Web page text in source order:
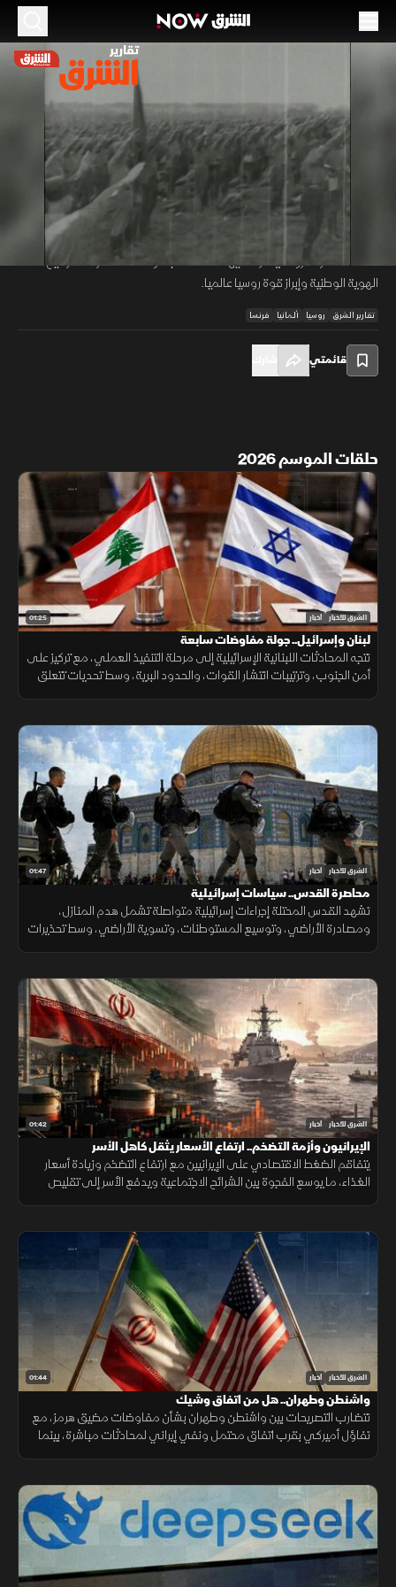
/01:41
يوم النصر.. احتفال روسي أوروبي
01:41 أخبار
تقارير الشرق
انقسام تاريخي في إحياء ذكرى هزيمة النازية عام 1945؛ فبينما يحتفل الغرب
في 8 مايو عقب استسلام ألمانيا بفرنسا، أصر ستالين على توقيع ثانٍ في 9
مايو ببرلين. وفي عهد بوتين، تعاظم الزخم العسكري بذكرى النصر، حيث تشهد
الساحة الحمراء عروضا يشارك فيها 20 ألف مجند ومئات الطائرات، لترسيخ
الهوية الوطنية وإبراز قوة روسيا عالميا.
تقارير الشرق روسيا ألمانيا فرنسا
قائمتي
حلقات الموسم 2026
01:25 الشرق للأخبار أخبار
لبنان وإسرائيل.. جولة مفاوضات سابعة
تتجه المحادثات اللبنانية الإسرائيلية إلى مرحلة التنفيذ العملي، مع تركيز على
أمن الجنوب، وترتيبات انتشار القوات، والحدود البرية، وسط تحديات تتعلق
01:47 الشرق للأخبار أخبار
محاصرة القدس.. سياسات إسرائيلية
تشهد القدس المحتلة إجراءات إسرائيلية متواصلة تشمل هدم المنازل،
ومصادرة الأراضي، وتوسيع المستوطنات، وتسوية الأراضي، وسط تحذيرات
01:42 الشرق للأخبار أخبار
الإيرانيون وأزمة التضخم.. ارتفاع الأسعار يثقل كاهل الأسر
يتفاقم الضغط الاقتصادي على الإيرانيين مع ارتفاع التضخم وزيادة أسعار
الغذاء، ما يوسع الفجوة بين الشرائح الاجتماعية ويدفع الأسر إلى تقليص
01:44 الشرق للأخبار أخبار
واشنطن وطهران.. هل من اتفاق وشيك
تتضارب التصريحات بين واشنطن وطهران بشأن مفاوضات مضيق هرمز، مع
تفاؤل أميركي بقرب اتفاق محتمل ونفي إيراني لمحادثات مباشرة، بينما